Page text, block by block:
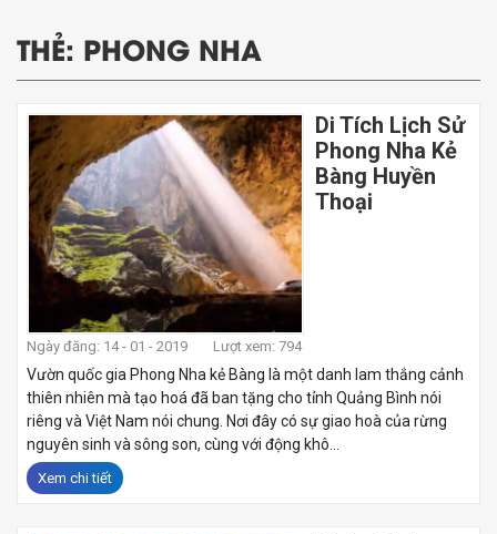
THẺ: PHONG NHA
Di Tích Lịch Sử
Phong Nha Kẻ
Bàng Huyền
Thoại
Ngày đăng: 14 - 01 - 2019 Lượt xem: 794
Vườn quốc gia Phong Nha kẻ Bàng là một danh lam thắng cảnh
thiên nhiên mà tạo hoá đã ban tặng cho tỉnh Quảng Bình nói
riêng và Việt Nam nói chung. Nơi đây có sự giao hoà của rừng
nguyên sinh và sông son, cùng với động khô...
Xem chi tiết